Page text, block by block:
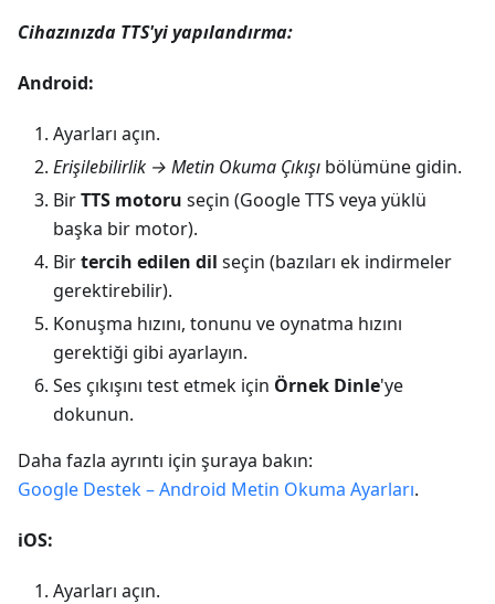
Cihazınızda TTS'yi yapılandırma:
Android:
Ayarları açın.
Erişilebilirlik → Metin Okuma Çıkışı bölümüne gidin.
BirTTS motoru seçin (Google TTS veya yüklü
başka bir motor).
Birtercih edilen dil seçin (bazıları ek indirmeler
gerektirebilir).
Konuşma hızını, tonunu ve oynatma hızını
gerektiği gibi ayarlayın.
Ses çıkışını test etmek için Örnek Dinle'ye
dokunun.
Daha fazla ayrıntı için şuraya bakın:
Google Destek – Android Metin Okuma Ayarları.
iOS:
Ayarları açın.